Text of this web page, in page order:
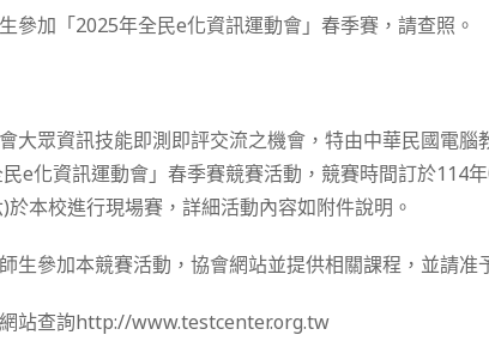
參加「2025年全民e化資訊運動會」春季賽，請查照。
大眾資訊技能即測即評交流之機會，特由中華民國電腦
e化資訊運動會」春季賽競賽活動，競賽時間訂於114
本校進行現場賽，詳細活動內容如附件說明。
生參加本競賽活動，協會網站並提供相關課程，並請准
站查詢http://www.testcenter.org.tw